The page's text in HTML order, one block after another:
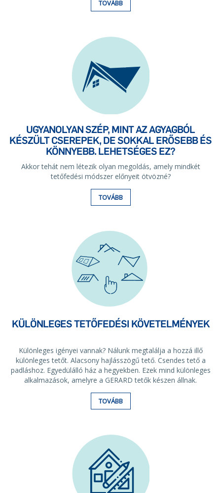
TOVÁBB
UGYANOLYAN SZÉP, MINT AZ AGYAGBÓL
KÉSZÜLT CSEREPEK, DE SOKKAL ERŐSEBB ÉS
KÖNNYEBB. LEHETSÉGES EZ?
Akkor tehát nem létezik olyan megoldás, amely mindkét
tetőfedési módszer előnyeit ötvözné?
TOVÁBB
KÜLÖNLEGES TETŐFEDÉSI KÖVETELMÉNYEK
Különleges igényei vannak? Nálunk megtalálja a hozzá illő
különleges tetőt. Alacsony hajlásszögű tető. Csendes tető a
padláshoz. Egyedülálló ház a hegyekben. Ezek mind különleges
alkalmazások, amelyre a GERARD tetők készen állnak.
TOVÁBB